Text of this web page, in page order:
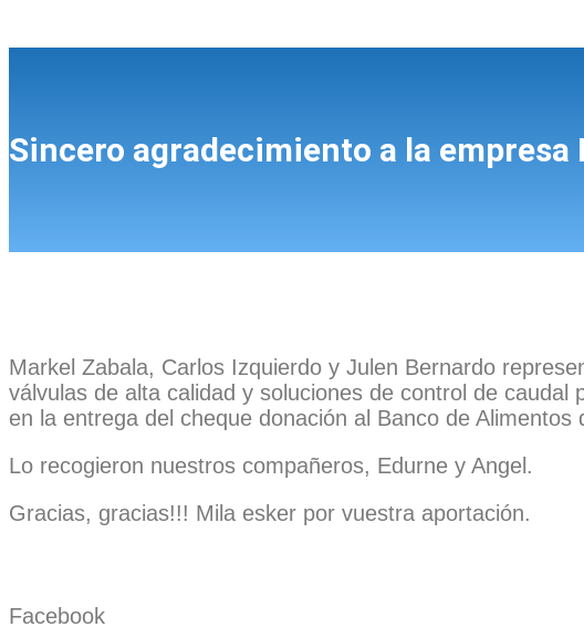
Sincero agradecimiento a la
Markel Zabala, Carlos Izquierdo y Julen Bernardo
válvulas de alta calidad y soluciones de control de
en la entrega del cheque donación al Banco de Alimentos
Lo recogieron nuestros compañeros, Edurne y Angel.
Gracias, gracias!!! Mila esker por vuestra aportación.
Facebook